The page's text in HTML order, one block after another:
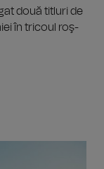
două titluri de
în tricoul roş-